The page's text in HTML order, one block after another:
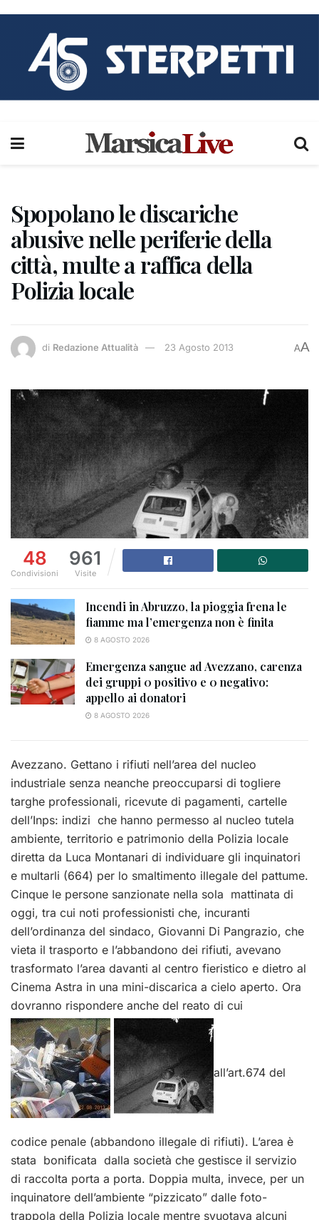
Spopolano le discariche
abusive nelle periferie della
città, multe a raffica della
Polizia locale
di Redazione Attualità 23 Agosto 2013 AA
48
Condivisioni
961
Visite
Incendi in Abruzzo, la pioggia frena le
fiamme ma l’emergenza non è finita
8 AGOSTO 2026
Emergenza sangue ad Avezzano, carenza
dei gruppi 0 positivo e 0 negativo:
appello ai donatori
8 AGOSTO 2026
Avezzano. Gettano i rifiuti nell’area del nucleo
industriale senza neanche preoccuparsi di togliere
targhe professionali, ricevute di pagamenti, cartelle
dell’Inps: indizi che hanno permesso al nucleo tutela
ambiente, territorio e patrimonio della Polizia locale
diretta da Luca Montanari di individuare gli inquinatori
e multarli (664) per lo smaltimento illegale del pattume.
Cinque le persone sanzionate nella sola mattinata di
oggi, tra cui noti professionisti che, incuranti
dell’ordinanza del sindaco, Giovanni Di Pangrazio, che
vieta il trasporto e l’abbandono dei rifiuti, avevano
trasformato l’area davanti al centro fieristico e dietro al
Cinema Astra in una mini-discarica a cielo aperto. Ora
dovranno rispondere anche del reato di cui
all’art.674 del
codice penale (abbandono illegale di rifiuti). L’area è
stata bonificata dalla società che gestisce il servizio
di raccolta porta a porta. Doppia multa, invece, per un
inquinatore dell’ambiente “pizzicato” dalle foto-
trappola della Polizia locale mentre svuotava alcuni